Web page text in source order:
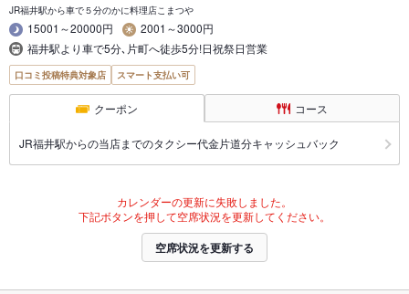
JR福井駅から車で５分のかに料理店こまつや
15001～20000円
2001～3000円
福井駅より車で5分､片町へ徒歩5分!日祝祭日営業
口コミ投稿特典対象店 スマート支払い可
クーポン コース
JR福井駅からの当店までのタクシー代金片道分キャッシュバック
カレンダーの更新に失敗しました。
下記ボタンを押して空席状況を更新してください。
空席状況を更新する